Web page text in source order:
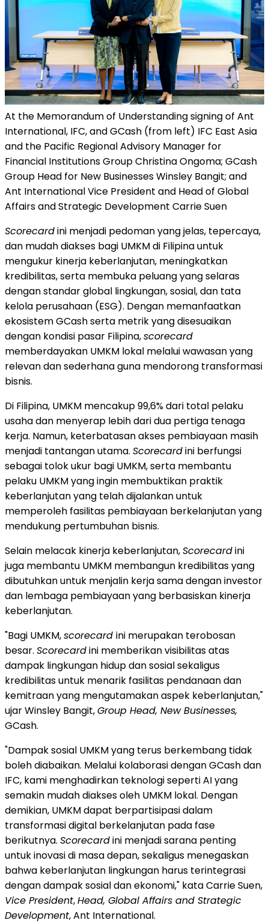
At the Memorandum of Understanding signing of Ant
International, IFC, and GCash (from left) IFC East Asia
and the Pacific Regional Advisory Manager for
Financial Institutions Group Christina Ongoma; GCash
Group Head for New Businesses Winsley Bangit; and
Ant International Vice President and Head of Global
Affairs and Strategic Development Carrie Suen
Scorecardini menjadi pedoman yang jelas, tepercaya,
dan mudah diakses bagi UMKM di Filipina untuk
mengukur kinerja keberlanjutan, meningkatkan
kredibilitas, serta membuka peluang yang selaras
dengan standar global lingkungan, sosial, dan tata
kelola perusahaan (ESG). Dengan memanfaatkan
ekosistem GCash serta metrik yang disesuaikan
dengan kondisi pasar Filipina,scorecard
memberdayakan UMKM lokal melalui wawasan yang
relevan dan sederhana guna mendorong transformasi
bisnis.
Di Filipina, UMKM mencakup 99,6% dari total pelaku
usaha dan menyerap lebih dari dua pertiga tenaga
kerja. Namun, keterbatasan akses pembiayaan masih
menjadi tantangan utama. Scorecardini berfungsi
sebagai tolok ukur bagi UMKM, serta membantu
pelaku UMKM yang ingin membuktikan praktik
keberlanjutan yang telah dijalankan untuk
memperoleh fasilitas pembiayaan berkelanjutan yang
mendukung pertumbuhan bisnis.
Selain melacak kinerja keberlanjutan,Scorecardini
juga membantu UMKM membangun kredibilitas yang
dibutuhkan untuk menjalin kerja sama dengan investor
dan lembaga pembiayaan yang berbasiskan kinerja
keberlanjutan.
"Bagi UMKM,scorecard ini merupakan terobosan
besar. Scorecardini memberikan visibilitas atas
dampak lingkungan hidup dan sosial sekaligus
kredibilitas untuk menarik fasilitas pendanaan dan
kemitraan yang mengutamakan aspek keberlanjutan,"
ujar Winsley Bangit,Group Head, New Businesses,
GCash.
"Dampak sosial UMKM yang terus berkembang tidak
boleh diabaikan. Melalui kolaborasi dengan GCash dan
IFC, kami menghadirkan teknologi seperti AI yang
semakin mudah diakses oleh UMKM lokal. Dengan
demikian, UMKM dapat berpartisipasi dalam
transformasi digital berkelanjutan pada fase
berikutnya. Scorecardini menjadi sarana penting
untuk inovasi di masa depan, sekaligus menegaskan
bahwa keberlanjutan lingkungan harus terintegrasi
dengan dampak sosial dan ekonomi," kata Carrie Suen,
Vice President,Head, Global Affairs and Strategic
Development, Ant International.